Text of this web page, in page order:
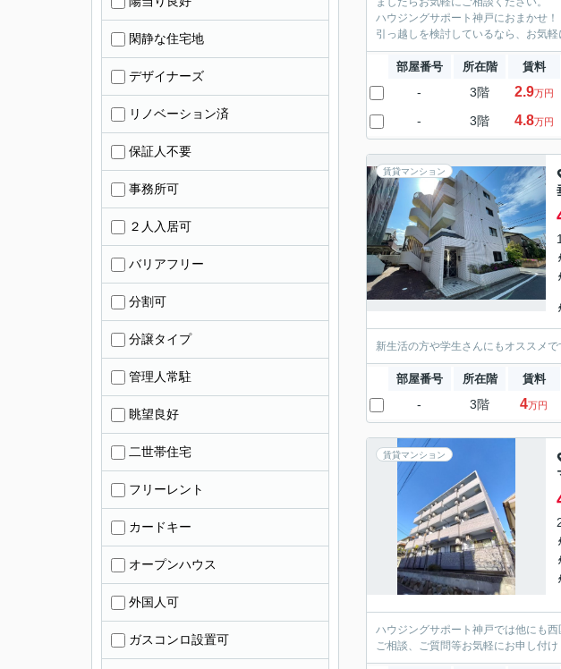
ハウジングサポート神戸におまかせ！
引っ越しを検討しているなら、お気軽
部屋番号 所在階 賃料
- 3階 2.9万円
- 3階 4.8万円
賃貸マンション
新生活の方や学生さんにもオススメで
部屋番号 所在階 賃料
- 3階 4万円
賃貸マンション
ハウジングサポート神戸では他にも
ご相談、ご質問等お気軽にお申し付け
閑静な住宅地
デザイナーズ
リノベーション済
保証人不要
事務所可
２人入居可
バリアフリー
分割可
分譲タイプ
管理人常駐
眺望良好
二世帯住宅
フリーレント
カードキー
オープンハウス
外国人可
ガスコンロ設置可